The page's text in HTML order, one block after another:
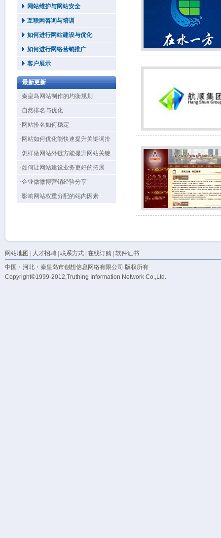
网站维护与网站安全
互联网咨询与培训
如何进行网站建设与优化
如何进行网络营销推广
客户展示
最新更新
·秦皇岛网站制作的均衡规划
·自然排名与优化
·网站排名如何稳定
·网站如何优化能快速提升关键词排
名？
·怎样做网站外链方能提升网站关键
词排名
·如何让网站建设业务更好的拓展
·企业做微博营销经验分享
·影响网站权重分配的站内因素
网站地图 人才招聘 联系方式 在线订购
软件证书
中国・河北・秦皇岛市创想信息网络有限公司 版权所有
Copyright©1999-2012,Truthing Information Network Co.,Ltd.